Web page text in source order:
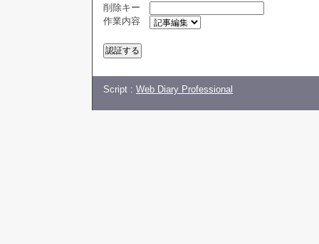
削除キー
作業内容
Script : Web Diary Professional